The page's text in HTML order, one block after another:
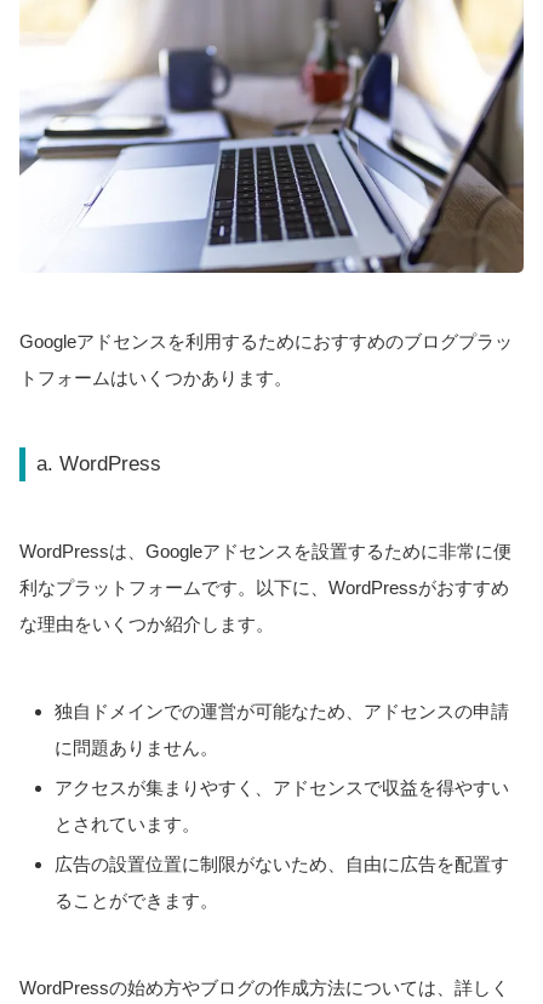
Googleアドセンスを利用するためにおすすめのブログプラッ
トフォームはいくつかあります。
a. WordPress
WordPressは、Googleアドセンスを設置するために非常に便
利なプラットフォームです。以下に、WordPressがおすすめ
な理由をいくつか紹介します。
独自ドメインでの運営が可能なため、アドセンスの申請
に問題ありません。
アクセスが集まりやすく、アドセンスで収益を得やすい
とされています。
広告の設置位置に制限がないため、自由に広告を配置す
ることができます。
WordPressの始め方やブログの作成方法については、詳しく